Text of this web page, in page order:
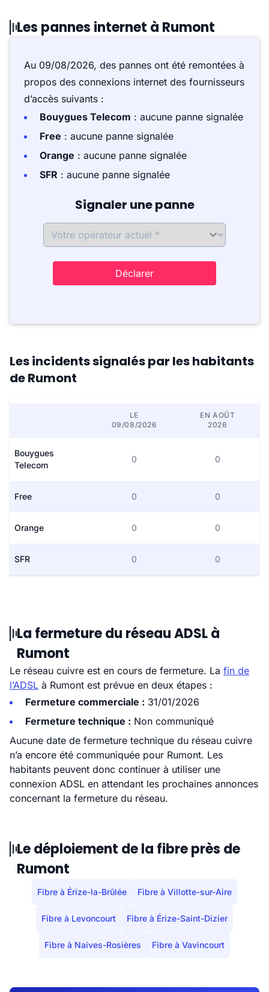
Les pannes internet à Rumont
Au 09/08/2026, des pannes ont été remontées à
propos des connexions internet des fournisseurs
d’accès suivants :
Bouygues Telecom : aucune panne signalée
Free : aucune panne signalée
Orange : aucune panne signalée
SFR : aucune panne signalée
Signaler une panne
Déclarer
Les incidents signalés par les habitants
de Rumont
LE
09/08/2026
EN AOÛT
2026
Bouygues
Telecom
0 0
Free 0 0
Orange 0 0
SFR 0 0
La fermeture du réseau ADSL à
Rumont
Le réseau cuivre est en cours de fermeture. La fin de
l’ADSL à Rumont est prévue en deux étapes :
Fermeture commerciale : 31/01/2026
Fermeture technique : Non communiqué
Aucune date de fermeture technique du réseau cuivre
n’a encore été communiquée pour Rumont. Les
habitants peuvent donc continuer à utiliser une
connexion ADSL en attendant les prochaines annonces
concernant la fermeture du réseau.
Le déploiement de la fibre près de
Rumont
Fibre à Érize-la-Brûlée Fibre à Villotte-sur-Aire
Fibre à Levoncourt Fibre à Érize-Saint-Dizier
Fibre à Naives-Rosières Fibre à Vavincourt